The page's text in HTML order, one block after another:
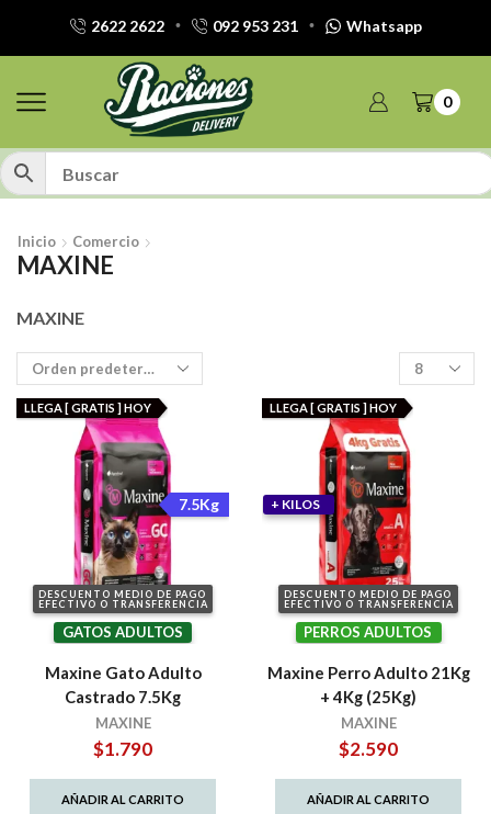
2622 2622 092 953 231 Whatsapp
0
Inicio Comercio
MAXINE
MAXINE
Productos
por
pagina
DESCUENTO MEDIO DE PAGO
EFECTIVO O TRANSFERENCIA
7.5Kg
LLEGA [ GRATIS ] HOY
GATOS ADULTOS
Maxine Gato Adulto
Castrado 7.5Kg
MAXINE
$1.790
AÑADIR AL CARRITO
DESCUENTO MEDIO DE PAGO
EFECTIVO O TRANSFERENCIA
+ KILOS
LLEGA [ GRATIS ] HOY
PERROS ADULTOS
Maxine Perro Adulto 21Kg
+ 4Kg (25Kg)
MAXINE
$2.590
AÑADIR AL CARRITO